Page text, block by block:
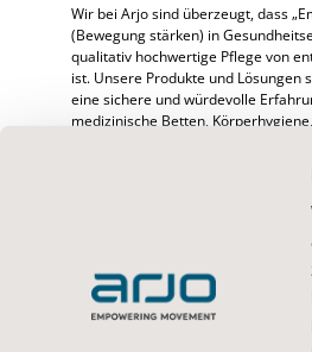
Wir bei Arjo sind überzeugt, dass
(Bewegung stärken) in
qualitativ hochwertige Pflege von
ist. Unsere Produkte und Lösungen
eine sichere und würdevolle
medizinische Betten,
6500 Menschen weltweit und
Jahre Erfahrung im Umgang mit
bessere klinische Ergebnisse für
Mobilität beeinträchtigt ist.